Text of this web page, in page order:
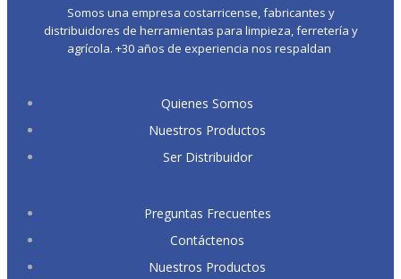
Somos una empresa costarricense, fabricantes y
distribuidores de herramientas para limpieza, ferretería y
agrícola. +30 años de experiencia nos respaldan
Quienes Somos
Nuestros Productos
Ser Distribuidor
Preguntas Frecuentes
Contáctenos
Nuestros Productos